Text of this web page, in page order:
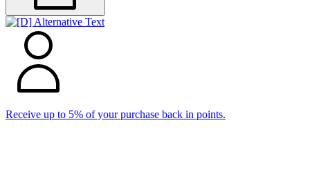
Receive up to 5% of your purchase back in points.